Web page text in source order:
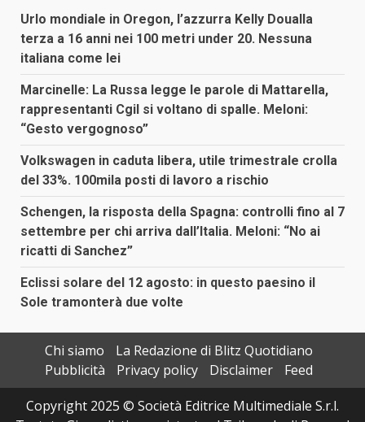
Urlo mondiale in Oregon, l’azzurra Kelly Doualla
terza a 16 anni nei 100 metri under 20. Nessuna
italiana come lei
Marcinelle: La Russa legge le parole di Mattarella,
rappresentanti Cgil si voltano di spalle. Meloni:
“Gesto vergognoso”
Volkswagen in caduta libera, utile trimestrale crolla
del 33%. 100mila posti di lavoro a rischio
Schengen, la risposta della Spagna: controlli fino al 7
settembre per chi arriva dall’Italia. Meloni: “No ai
ricatti di Sanchez”
Eclissi solare del 12 agosto: in questo paesino il
Sole tramonterà due volte
Chi siamo
La Redazione di Blitz Quotidiano
Pubblicità
Privacy policy Disclaimer
Feed
Copyright 2025 © Società Editrice Multimediale S.r.l.